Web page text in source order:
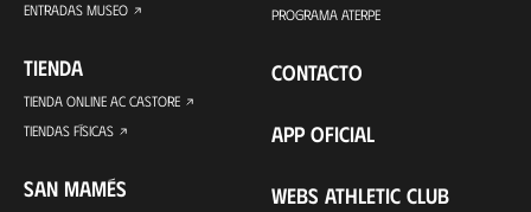
ENTRADAS MUSEO
TIENDA
TIENDA ONLINE AC CASTORE
TIENDAS FÍSICAS
SAN MAMÉS
PROGRAMA ATERPE
CONTACTO
APP OFICIAL
WEBS ATHLETIC CLUB